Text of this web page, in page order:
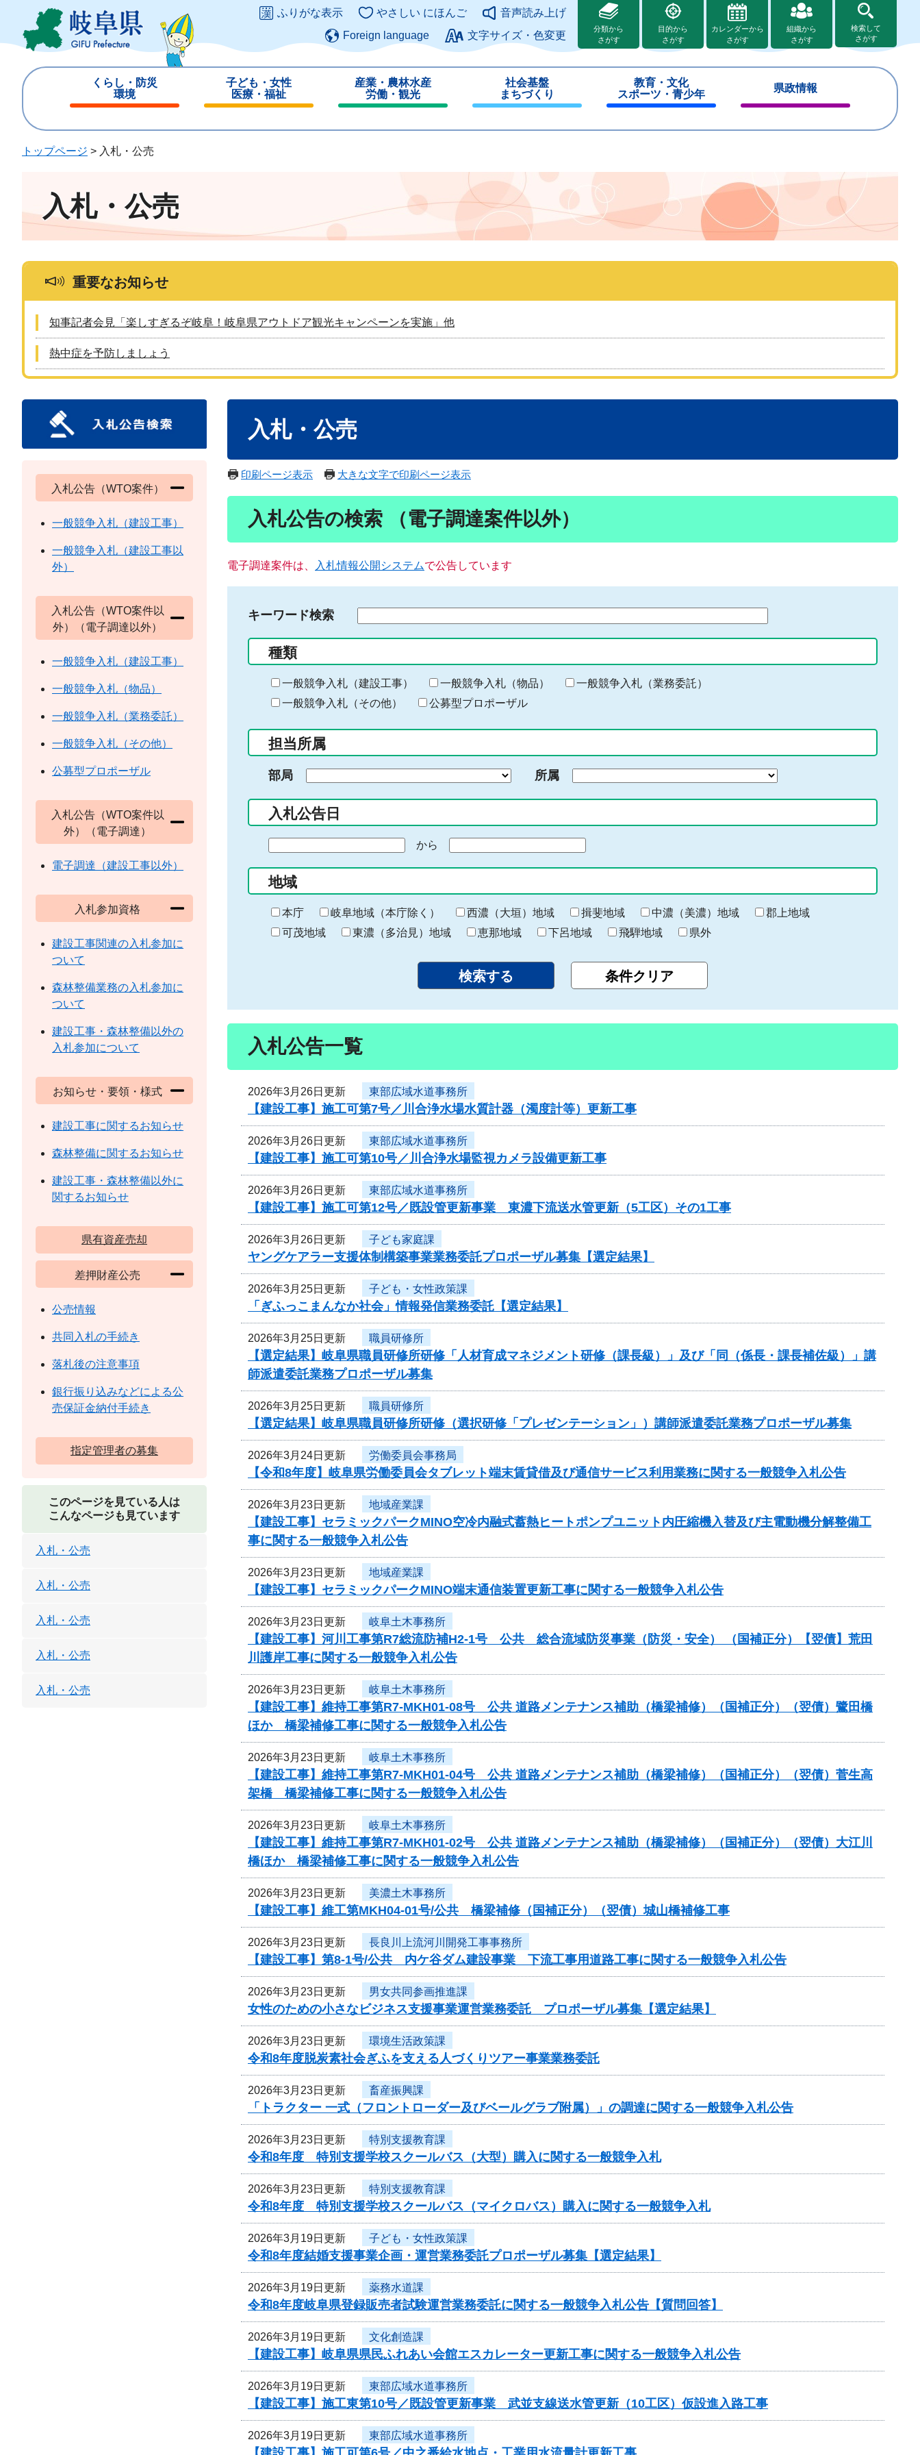
ジ
ュ
このページの本文へ
ふりがな表示 やさしい にほんご
音声読み上げ
Foreign language
文字サイズ・色変更
分類から
さがす
目的から
さがす
カレンダーから
さがす
組織から
さがす
検索して
さがす
くらし・防災
環境
じ
子ども・女性
医療・福祉
じ
産業・農林水産
労働・観光
じ
社会基盤
まちづくり
じ
教育・文化
スポーツ・青少年
じ
県政情報
じ
トップページ > 入札・公売
入札・公売
重要なお知らせ
知事記者会見「楽しすぎるぞ岐阜！岐阜県アウトドア観光キャンペーンを実施」他
熱中症を予防しましょう
入札・公売
印刷ページ表示 大きな文字で印刷ページ表示
入札公告の検索 （電子調達案件以外）
電子調達案件は、 入札情報公開システムで公告しています
キーワード検索
る
キ
ー
ー
入
力
種類
一般競争入札（建設工事） 一般競争入札（物品）
一般競争入札（業務委託）
一般競争入札（その他）
公募型プロポーザル
担当所属
部局 所属
入札公告日
の
始
ま
り
から
終
わ
り
地域
本庁 岐阜地域（本庁除く） 西濃（大垣）地域 揖斐地域 中濃（美濃）地域
郡上地域
可茂地域
東濃（多治見）地域 恵那地域 下呂地域 飛騨地域 県外
入札公告一覧
2026年3月26日更新 東部広域水道事務所
【建設工事】施工可第7号／川合浄水場水質計器（濁度計等）更新工事
2026年3月26日更新 東部広域水道事務所
【建設工事】施工可第10号／川合浄水場監視カメラ設備更新工事
2026年3月26日更新 東部広域水道事務所
【建設工事】施工可第12号／既設管更新事業 東濃下流送水管更新（5工区）その1工事
2026年3月26日更新 子ども家庭課
ヤングケアラー支援体制構築事業業務委託プロポーザル募集【選定結果】
2026年3月25日更新 子ども・女性政策課
「ぎふっこまんなか社会」情報発信業務委託【選定結果】
2026年3月25日更新 職員研修所
【選定結果】岐阜県職員研修所研修「人材育成マネジメント研修（課長級）」及び「同（係長・課長補佐級）」講
師派遣委託業務プロポーザル募集
2026年3月25日更新 職員研修所
【選定結果】岐阜県職員研修所研修（選択研修「プレゼンテーション」）講師派遣委託業務プロポーザル募集
2026年3月24日更新 労働委員会事務局
【令和8年度】岐阜県労働委員会タブレット端末賃貸借及び通信サービス利用業務に関する一般競争入札公告
2026年3月23日更新 地域産業課
【建設工事】セラミックパークMINO空冷内融式蓄熱ヒートポンプユニット内圧縮機入替及び主電動機分解整備工
事に関する一般競争入札公告
2026年3月23日更新 地域産業課
【建設工事】セラミックパークMINO端末通信装置更新工事に関する一般競争入札公告
2026年3月23日更新 岐阜土木事務所
【建設工事】河川工事第R7総流防補H2-1号 公共 総合流域防災事業（防災・安全） （国補正分）【翌債】荒田
川護岸工事に関する一般競争入札公告
2026年3月23日更新 岐阜土木事務所
【建設工事】維持工事第R7-MKH01-08号 公共 道路メンテナンス補助（橋梁補修）（国補正分）（翌債）鷺田橋
ほか 橋梁補修工事に関する一般競争入札公告
2026年3月23日更新 岐阜土木事務所
【建設工事】維持工事第R7-MKH01-04号 公共 道路メンテナンス補助（橋梁補修）（国補正分）（翌債）菅生高
架橋 橋梁補修工事に関する一般競争入札公告
2026年3月23日更新 岐阜土木事務所
【建設工事】維持工事第R7-MKH01-02号 公共 道路メンテナンス補助（橋梁補修）（国補正分）（翌債）大江川
橋ほか 橋梁補修工事に関する一般競争入札公告
2026年3月23日更新 美濃土木事務所
【建設工事】維工第MKH04-01号/公共 橋梁補修（国補正分）（翌債）城山橋補修工事
2026年3月23日更新 長良川上流河川開発工事事務所
【建設工事】第8-1号/公共 内ケ谷ダム建設事業 下流工事用道路工事に関する一般競争入札公告
2026年3月23日更新 男女共同参画推進課
女性のための小さなビジネス支援事業運営業務委託 プロポーザル募集【選定結果】
2026年3月23日更新 環境生活政策課
令和8年度脱炭素社会ぎふを支える人づくりツアー事業業務委託
2026年3月23日更新 畜産振興課
「トラクター 一式（フロントローダー及びベールグラブ附属）」の調達に関する一般競争入札公告
2026年3月23日更新 特別支援教育課
令和8年度 特別支援学校スクールバス（大型）購入に関する一般競争入札
2026年3月23日更新 特別支援教育課
令和8年度 特別支援学校スクールバス（マイクロバス）購入に関する一般競争入札
2026年3月19日更新 子ども・女性政策課
令和8年度結婚支援事業企画・運営業務委託プロポーザル募集【選定結果】
2026年3月19日更新 薬務水道課
令和8年度岐阜県登録販売者試験運営業務委託に関する一般競争入札公告【質問回答】
2026年3月19日更新 文化創造課
【建設工事】岐阜県県民ふれあい会館エスカレーター更新工事に関する一般競争入札公告
2026年3月19日更新 東部広域水道事務所
【建設工事】施工東第10号／既設管更新事業 武並支線送水管更新（10工区）仮設進入路工事
2026年3月19日更新 東部広域水道事務所
入札公告（WTO案件）
一般競争入札（建設工事）
一般競争入札（建設工事以
外）
入札公告（WTO案件以
外）（電子調達以外）
一般競争入札（建設工事）
一般競争入札（物品）
一般競争入札（業務委託）
一般競争入札（その他）
公募型プロポーザル
入札公告（WTO案件以
外）（電子調達）
電子調達（建設工事以外）
入札参加資格
建設工事関連の入札参加に
ついて
森林整備業務の入札参加に
ついて
建設工事・森林整備以外の
入札参加について
お知らせ・要領・様式
建設工事に関するお知らせ
森林整備に関するお知らせ
建設工事・森林整備以外に
関するお知らせ
県有資産売却
差押財産公売
公売情報
共同入札の手続き
落札後の注意事項
銀行振り込みなどによる公
売保証金納付手続き
指定管理者の募集
このページを見ている人は
こんなページも見ています
入札・公売
入札・公売
入札・公売
入札・公売
入札・公売